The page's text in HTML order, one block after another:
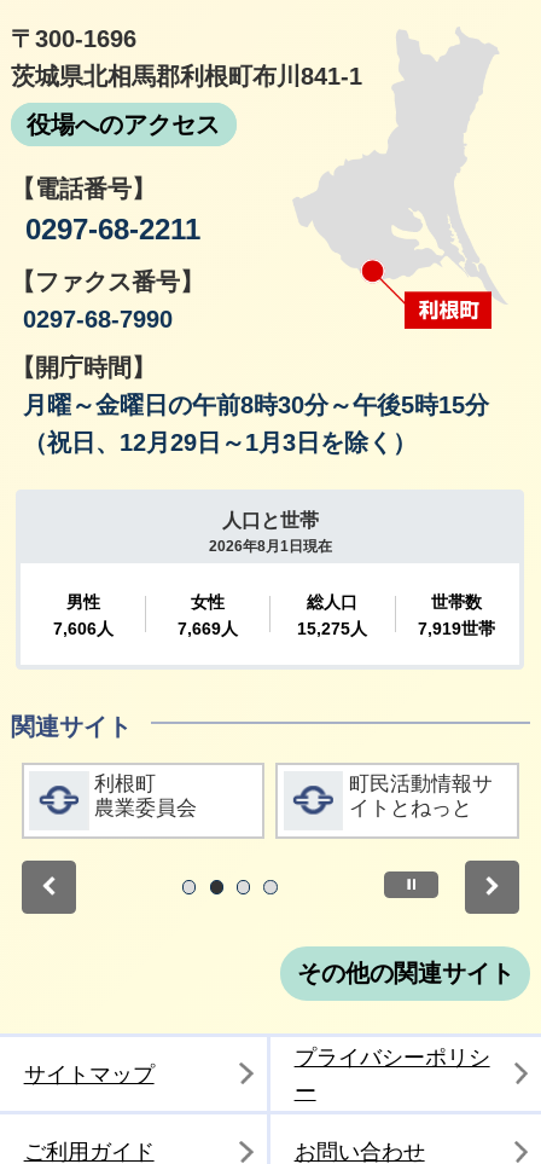
〒300-1696
茨城県北相馬郡利根町布川841-1
役場へのアクセス
【電話番号】
0297-68-2211
【ファクス番号】
0297-68-7990
【開庁時間】
月曜～金曜日の午前8時30分～午後5時15分
（祝日、12月29日～1月3日を除く）
関連サイト
詳細をみる
利根町
農業委員会
詳細をみる
町民活動情報サ
イトとねっと
停止
その他の関連サイト
サイトマップ
プライバシーポリシ
ー
ご利用ガイド お問い合わせ